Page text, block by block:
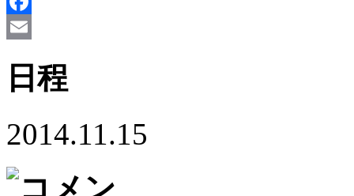
Facebook
日程
2014.11.15